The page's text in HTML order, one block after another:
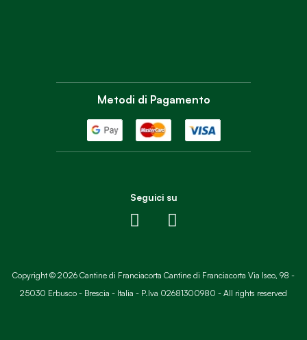
Metodi di Pagamento
Seguici su
Copyright © 2026 Cantine di Franciacorta Cantine di Franciacorta Via Iseo, 98 -
25030 Erbusco - Brescia - Italia - P.Iva 02681300980 - All rights reserved